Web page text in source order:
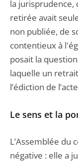
la jurisprudence,
retirée avait
non publiée, de
contentieux à
posait la
laquelle un
l’édiction de
Le sens et la
L’Assemblée du
négative : elle a